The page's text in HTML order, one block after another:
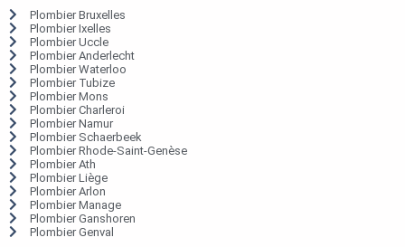
Plombier Bruxelles
Plombier Ixelles
Plombier Uccle
Plombier Anderlecht
Plombier Waterloo
Plombier Tubize
Plombier Mons
Plombier Charleroi
Plombier Namur
Plombier Schaerbeek
Plombier Rhode-Saint-Genèse
Plombier Ath
Plombier Liège
Plombier Arlon
Plombier Manage
Plombier Ganshoren
Plombier Genval